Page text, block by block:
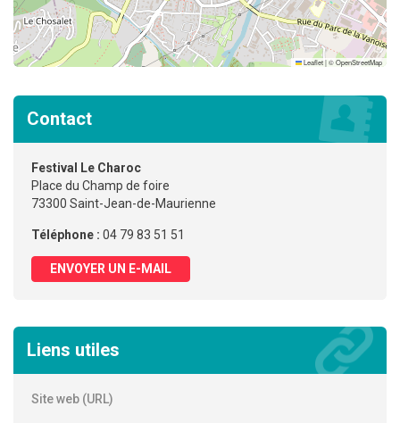
Leaflet|©OpenStreetMap
Contact
Festival Le Charoc
Place du Champ de foire
73300 Saint-Jean-de-Maurienne
Téléphone : 04 79 83 51 51
ENVOYER UN E-MAIL
Liens utiles
Site web (URL)